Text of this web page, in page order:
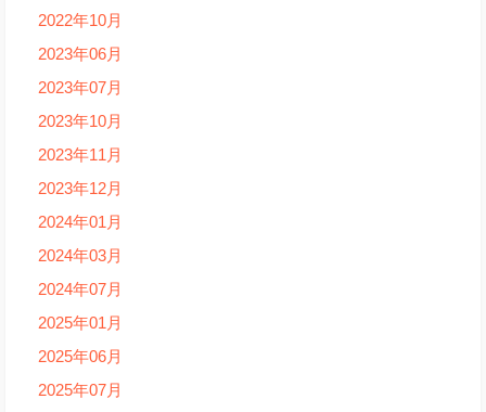
2022年10月
2023年06月
2023年07月
2023年10月
2023年11月
2023年12月
2024年01月
2024年03月
2024年07月
2025年01月
2025年06月
2025年07月